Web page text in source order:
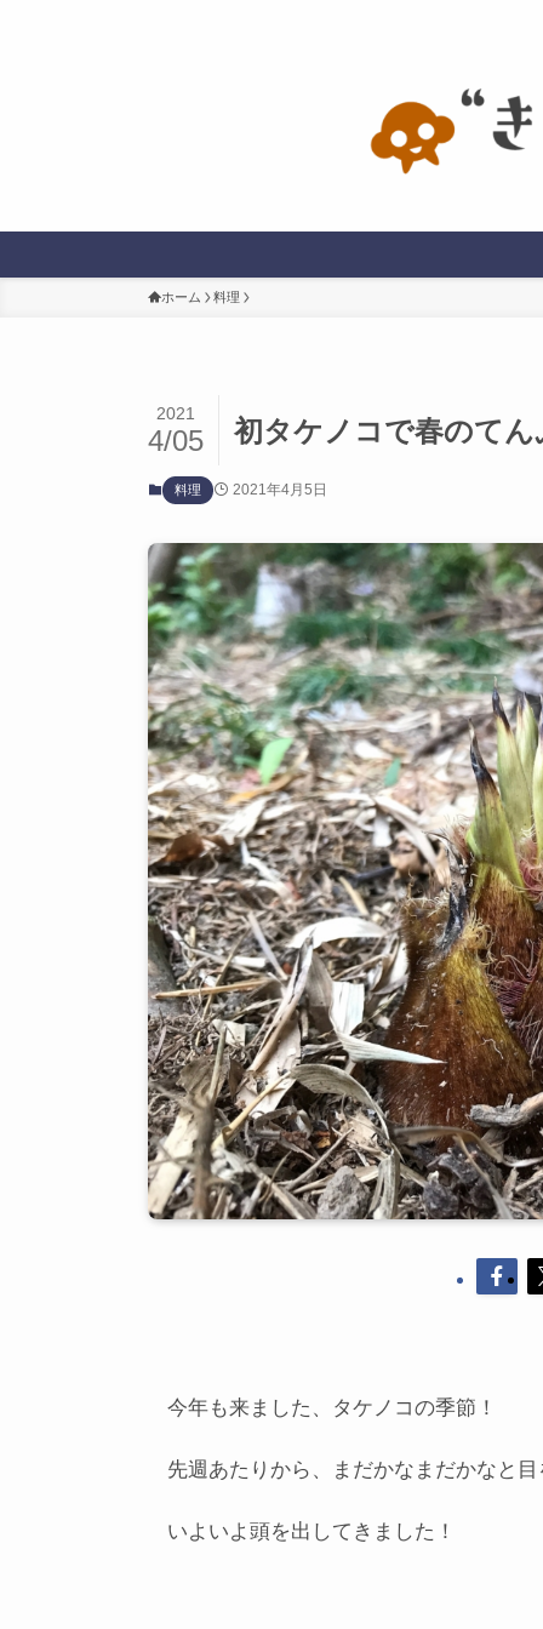
ホーム 料理
初タケノコで春のて
2021
4/05
料理 2021年4月5日
今年も来ました、タケノコの季節！
先週あたりから、まだかなまだかなと
いよいよ頭を出してきました！